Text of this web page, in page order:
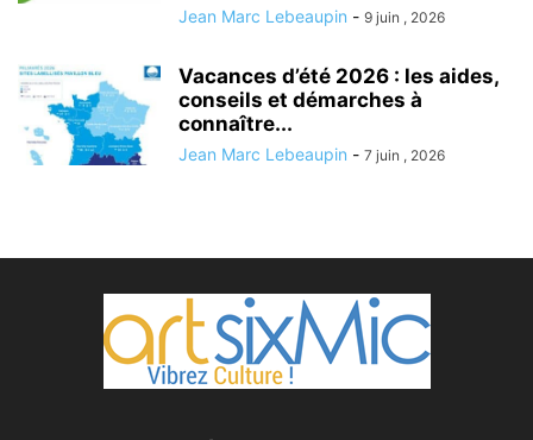
Jean Marc Lebeaupin - 9 juin , 2026
Vacances d’été 2026 : les aides,
conseils et démarches à
connaître...
Jean Marc Lebeaupin - 7 juin , 2026